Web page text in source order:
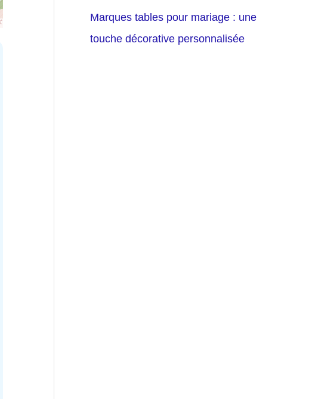
Marques tables pour mariage : une
touche décorative personnalisée